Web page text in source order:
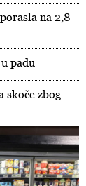
na 2,8
padu
skoče zbog